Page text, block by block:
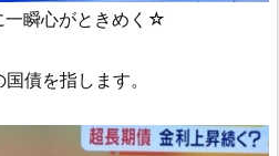
一瞬心がときめく☆
債を指します。